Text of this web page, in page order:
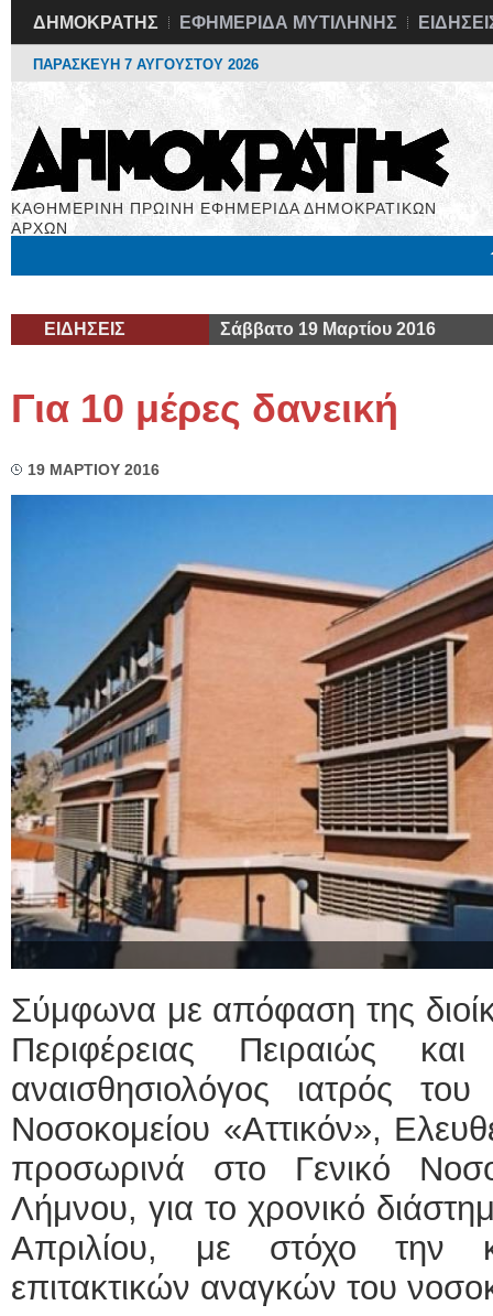
ΔΗΜΟΚΡΑΤΗΣ ΕΦΗΜΕΡΙΔΑ ΜΥΤΙΛΗΝΗΣ
ΠΑΡΑΣΚΕΥΗ 7 ΑΥΓΟΥΣΤΟΥ 2026
ΚΑΘΗΜΕΡΙΝΗ ΠΡΩΙΝΗ ΕΦΗΜΕΡΙΔΑ ΔΗΜΟΚΡΑΤΙΚΩΝ
ΑΡΧΩΝ
ΕΙΔΗΣΕΙΣ Σάββατο 19 Μαρτίου 2016
Για 10 μέρες δανεική
19 ΜΑΡΤΙΟΥ 2016
Σύμφωνα με απόφαση της
Περιφέρειας Πειραιώς
αναισθησιολόγος ιατρός
Νοσοκομείου «Αττικόν»,
προσωρινά στο Γενικό
Λήμνου, για το χρονικό
Απριλίου, με στόχο την
επιτακτικών αναγκών του